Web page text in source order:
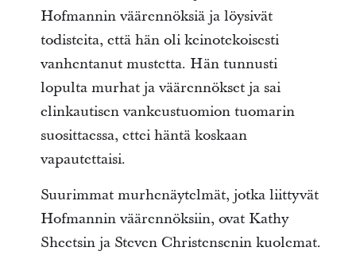
Hofmannin väärennöksiä ja löysivät
todisteita, että hän oli keinotekoisesti
vanhentanut mustetta. Hän tunnusti
lopulta murhat ja väärennökset ja sai
elinkautisen vankeustuomion tuomarin
suosittaessa, ettei häntä koskaan
vapautettaisi.
Suurimmat murhenäytelmät, jotka liittyvät
Hofmannin väärennöksiin, ovat Kathy
Sheetsin ja Steven Christensenin kuolemat.